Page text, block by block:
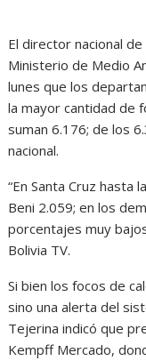
El director nacional
Ministerio de Medio
lunes que los
la mayor cantidad de
suman 6.176; de los
nacional.
“En Santa Cruz hasta
Beni 2.059; en los
porcentajes muy
Bolivia TV.
Si bien los focos de
sino una alerta del
Tejerina indicó que
Kempff Mercado,